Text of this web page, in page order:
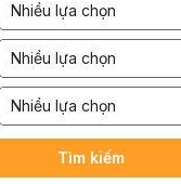
Nhiều lựa chọn
Nhiều lựa chọn
Nhiều lựa chọn
Tìm kiếm